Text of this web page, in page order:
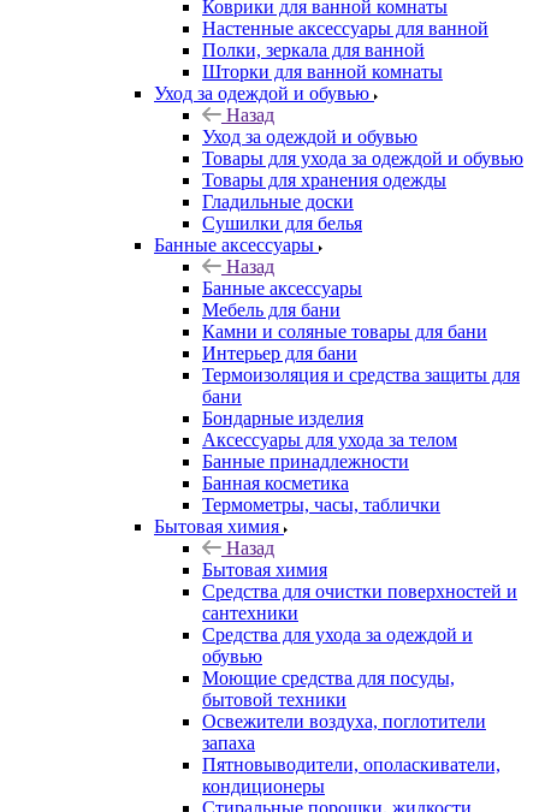
Коврики для ванной комнаты
Настенные аксессуары для ванной
Полки, зеркала для ванной
Шторки для ванной комнаты
Уход за одеждой и обувью
Назад
Уход за одеждой и обувью
Товары для ухода за одеждой и обувью
Товары для хранения одежды
Гладильные доски
Сушилки для белья
Банные аксессуары
Назад
Банные аксессуары
Мебель для бани
Камни и соляные товары для бани
Интерьер для бани
Термоизоляция и средства защиты для
бани
Бондарные изделия
Аксеcсуары для ухода за телом
Банные принадлежности
Банная косметика
Термометры, часы, таблички
Бытовая химия
Назад
Бытовая химия
Средства для очистки поверхностей и
сантехники
Средства для ухода за одеждой и
обувью
Моющие средства для посуды,
бытовой техники
Освежители воздуха, поглотители
запаха
Пятновыводители, ополаскиватели,
кондиционеры
Стиральные порошки, жидкости